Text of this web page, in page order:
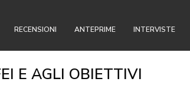
RECENSIONI ANTEPRIME INTERVISTE
E AGLI OBIETTIVI